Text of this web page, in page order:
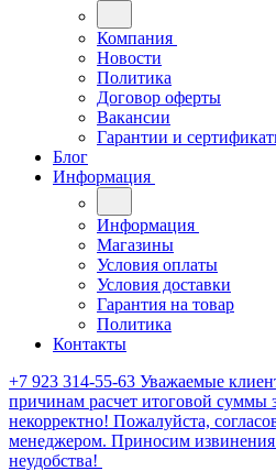
Компания
Новости
Политика
Договор оферты
Вакансии
Гарантии и
Блог
Информация
Информация
Магазины
Условия оплаты
Условия доставки
Гарантия на товар
Политика
Контакты
+7 923 314-55-63 Уважаемые
причинам расчет итоговой суммы
некорректно! Пожалуйста,
менеджером. Приносим извинения
неудобства!